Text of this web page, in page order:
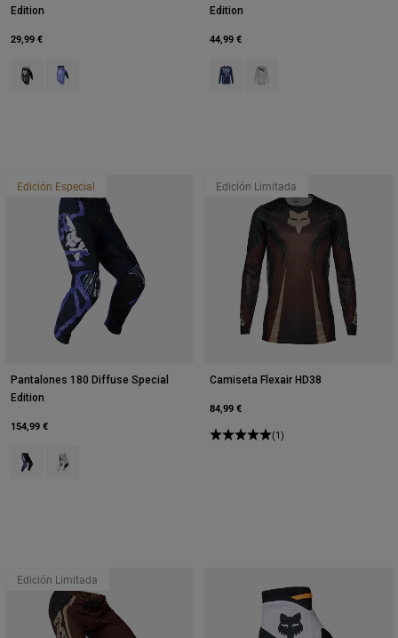
Edition
29,99 €
Product swatch type of Negro.
Product swatch type of Purple Dove.
Edition
44,99 €
Product swatch type of Arándano.
Product swatch type of
Edición Especial
Pantalones 180 Diffuse Special
Edition
154,99 €
Product swatch type of Arándano.
Product swatch type of Blanco.
Edición Limitada
Camiseta Flexair HD38
84,99 €
(1)
Edición Limitada